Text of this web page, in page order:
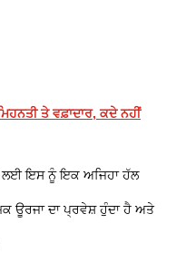
ਤੇ ਵਫ਼ਾਦਾਰ, ਕਦੇ ਨਹੀਂ
ਲਈ ਇਸ ਨੂੰ ਇਕ ਅਜਿਹਾ ਹੱਲ
ਊਰਜਾ ਦਾ ਪ੍ਰਵੇਸ਼ ਹੁੰਦਾ ਹੈ ਅਤੇ